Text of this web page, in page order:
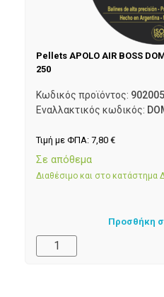
Pellets APOLO AIR BOSS
250
Κωδικός προϊόντος:
Εναλλακτικός κωδικός:
Τιμή με ΦΠΑ: 7,80 €
Σε απόθεμα
Διαθέσιμο και στο
Προσθήκη